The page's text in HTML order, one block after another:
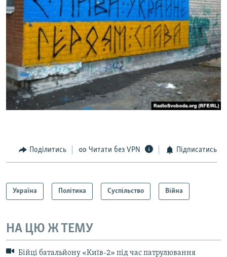
Поділитись Читати без VPN Підписатись
Україна Політика Суспільство Війна
НА ЦЮ Ж ТЕМУ
Бійці батальйону «Київ-2» під час патрулювання